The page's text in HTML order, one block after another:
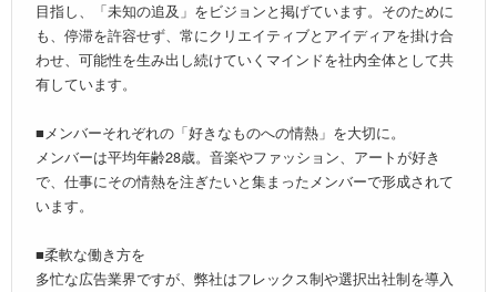
目指し、「未知の追及」をビジョンと掲げています。そのために
も、停滞を許容せず、常にクリエイティブとアイディアを掛け合
わせ、可能性を生み出し続けていくマインドを社内全体として共
有しています。
■メンバーそれぞれの「好きなものへの情熱」を大切に。
メンバーは平均年齢28歳。音楽やファッション、アートが好き
で、仕事にその情熱を注ぎたいと集まったメンバーで形成されて
います。
■柔軟な働き方を
多忙な広告業界ですが、弊社はフレックス制や選択出社制を導入